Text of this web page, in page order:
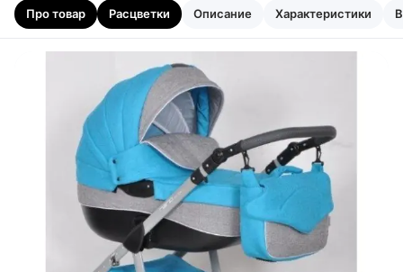
Про товар Расцветки Описание Характеристики